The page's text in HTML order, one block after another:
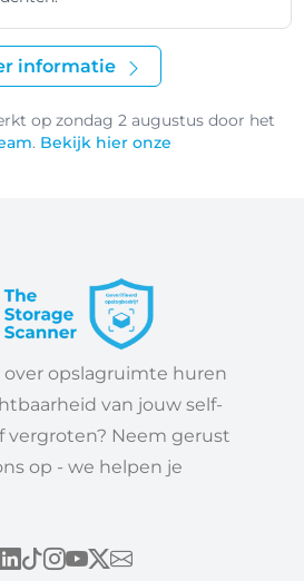
informatie
op zondag 2 augustus door het
. Bekijk hier onze
over opslagruimte huren
van jouw self-
vergroten? Neem gerust
op - we helpen je